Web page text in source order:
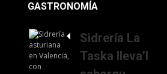
GASTRONOMÍA
Sidrería La
Taska lleva’l